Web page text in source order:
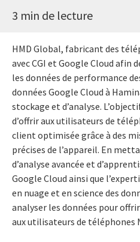
3 min de lecture
HMD Global, fabricant des
avec CGI et Google Cloud afin
les données de performance
données Google Cloud à
stockage et d’analyse.
d’offrir aux utilisateurs de
client optimisée grâce à des
précises de l’appareil. En
d’analyse avancée et
Google Cloud ainsi que
en nuage et en science des
analyser les données pour
aux utilisateurs de téléphones